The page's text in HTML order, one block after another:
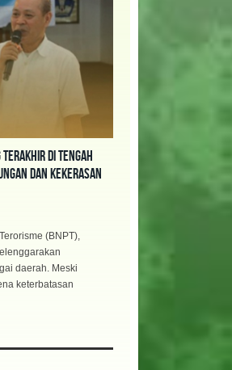
di Tengah
dan Kekerasan
(BNPT),
daerah. Meski
keterbatasan